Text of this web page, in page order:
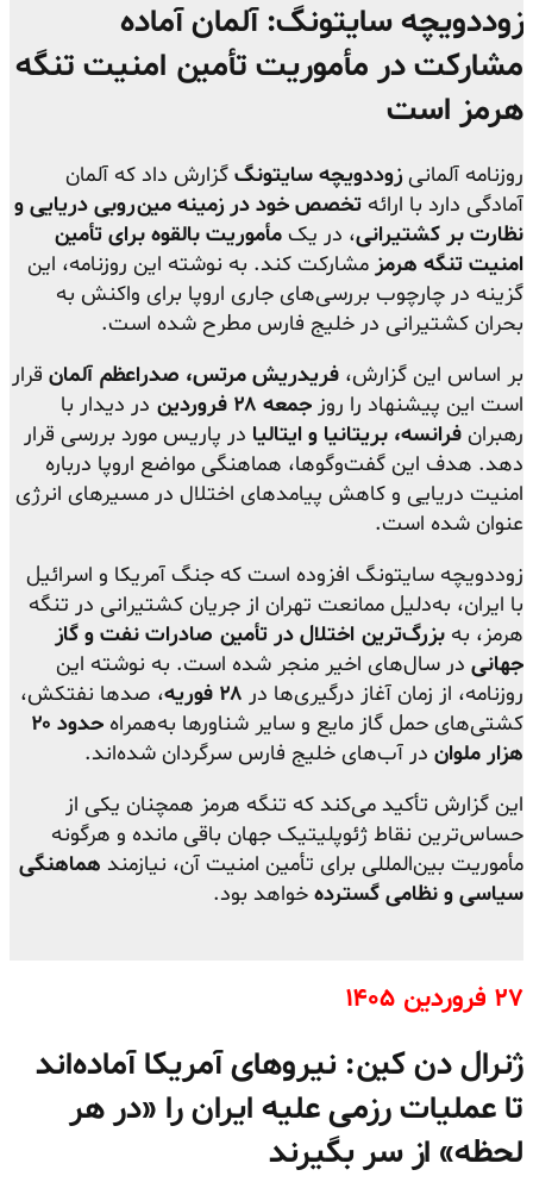
زوددویچه سایتونگ: آلمان آماده
مشارکت در مأموریت تأمین امنیت تنگه
هرمز است
روزنامه آلمانی زوددویچه سایتونگ گزارش داد که آلمان
آمادگی دارد با ارائه تخصص خود در زمینه مین‌روبی دریایی و
نظارت بر کشتیرانی، در یک مأموریت بالقوه برای تأمین
امنیت تنگه هرمز مشارکت کند. به نوشته این روزنامه، این
گزینه در چارچوب بررسی‌های جاری اروپا برای واکنش به
بحران کشتیرانی در خلیج فارس مطرح شده است.
بر اساس این گزارش، فریدریش مرتس، صدراعظم آلمان قرار
است این پیشنهاد را روز جمعه ۲۸ فروردین
در دیدار با
رهبران فرانسه، بریتانیا و ایتالیا در پاریس مورد بررسی قرار
دهد. هدف این گفت‌وگوها، هماهنگی مواضع اروپا درباره
امنیت دریایی و کاهش پیامدهای اختلال در مسیرهای انرژی
عنوان شده است.
زوددویچه سایتونگ افزوده است که جنگ آمریکا و اسرائیل
با ایران، به‌دلیل ممانعت تهران از جریان کشتیرانی در تنگه
هرمز، به بزرگ‌ترین اختلال در تأمین صادرات نفت و گاز
جهانی در سال‌های اخیر منجر شده است. به نوشته این
روزنامه، از زمان آغاز درگیری‌ها در ۲۸ فوریه
، صدها نفتکش،
کشتی‌های حمل گاز مایع و سایر شناورها به‌همراه
حدود ۲۰
هزار ملوان در آب‌های خلیج فارس سرگردان شده‌اند.
این گزارش تأکید می‌کند که تنگه هرمز همچنان یکی از
حساس‌ترین نقاط ژئوپلیتیک جهان باقی مانده و هرگونه
مأموریت بین‌المللی برای تأمین امنیت آن، نیازمند هماهنگی
سیاسی و نظامی گسترده خواهد بود.
۲۷ فروردین ۱۴۰۵
ژنرال دن کین: نیروهای آمریکا آماده‌اند
تا عملیات رزمی علیه ایران را «در هر
لحظه‌» از سر بگیرند